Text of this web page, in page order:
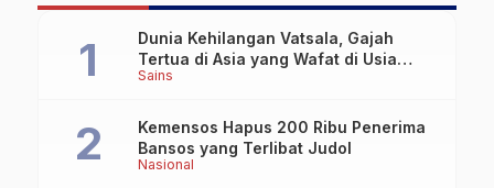
Sains
Dunia Kehilangan Vatsala, Gajah
Tertua di Asia yang Wafat di Usia
Lebih dari 100 Tahun
Nasional
Kemensos Hapus 200 Ribu Penerima
Bansos yang Terlibat Judol